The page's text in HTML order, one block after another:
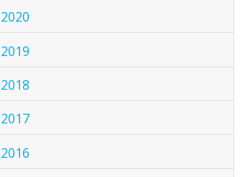
2020
2019
2018
2017
2016